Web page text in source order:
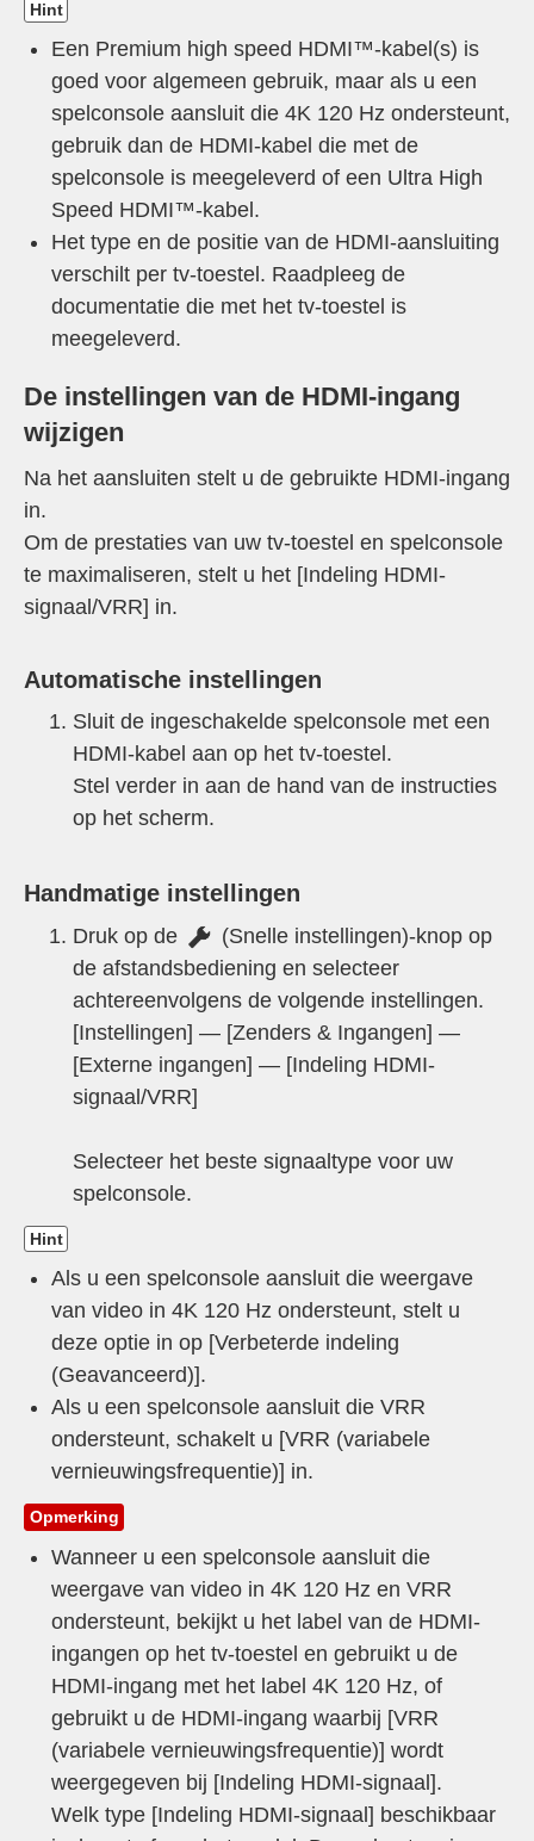
Hint
Een Premium high speed HDMI™‐kabel(s) is
goed voor algemeen gebruik, maar als u een
spelconsole aansluit die 4K 120 Hz ondersteunt,
gebruik dan de HDMI-kabel die met de
spelconsole is meegeleverd of een Ultra High
Speed HDMI™-kabel .
Het type en de positie van de HDMI-aansluiting
verschilt per tv-toestel. Raadpleeg de
documentatie die met het tv-toestel is
meegeleverd.
De instellingen van de HDMI-ingang
wijzigen
Na het aansluiten stelt u de gebruikte HDMI-ingang
in.
Om de prestaties van uw tv-toestel en spelconsole
te maximaliseren, stelt u het [Indeling HDMI-
signaal/VRR] in.
Automatische instellingen
Sluit de ingeschakelde spelconsole met een
HDMI-kabel aan op het tv-toestel.
Stel verder in aan de hand van de instructies
op het scherm.
Handmatige instellingen
Druk op de (Snelle instellingen)-knop op
de afstandsbediening en selecteer
achtereenvolgens de volgende instellingen.
[Instellingen] — [Zenders & Ingangen] —
[Externe ingangen] — [Indeling HDMI-
signaal/VRR]
Selecteer het beste signaaltype voor uw
spelconsole.
Hint
Als u een spelconsole aansluit die weergave
van video in 4K 120 Hz ondersteunt, stelt u
deze optie in op [Verbeterde indeling
(Geavanceerd)].
Als u een spelconsole aansluit die VRR
ondersteunt, schakelt u [VRR (variabele
vernieuwingsfrequentie)] in.
Opmerking
Wanneer u een spelconsole aansluit die
weergave van video in 4K 120 Hz en VRR
ondersteunt, bekijkt u het label van de HDMI-
ingangen op het tv-toestel en gebruikt u de
HDMI-ingang met het label 4K 120 Hz, of
gebruikt u de HDMI-ingang waarbij [VRR
(variabele vernieuwingsfrequentie)] wordt
weergegeven bij [Indeling HDMI-signaal].
Welk type [Indeling HDMI-signaal] beschikbaar